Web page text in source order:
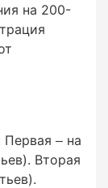
воды на
2%, в
и фазы
на 200-
Первая – на
Вторая